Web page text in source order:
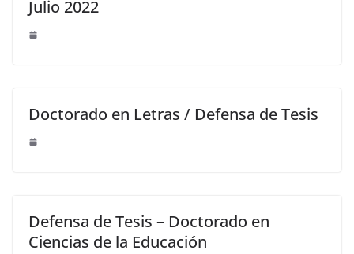
Julio 2022
Doctorado en Letras / Defensa de Tesis
Defensa de Tesis – Doctorado en
Ciencias de la Educación